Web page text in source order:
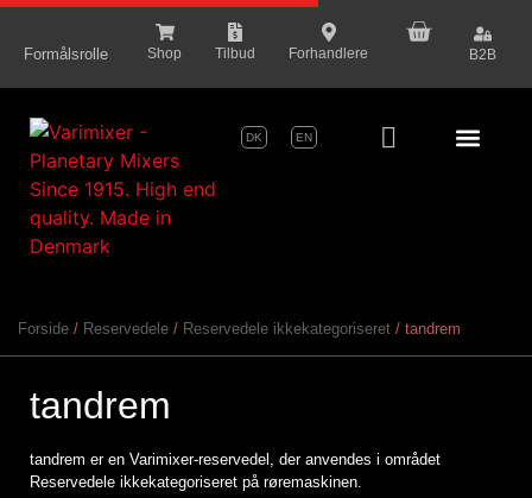
content
Formålsrolle Shop Tilbud Forhandlere B2B
DK EN
Forside / Reservedele / Reservedele ikkekategoriseret / tandrem
tandrem
tandrem er en Varimixer-reservedel, der anvendes i området
Reservedele ikkekategoriseret på røremaskinen.